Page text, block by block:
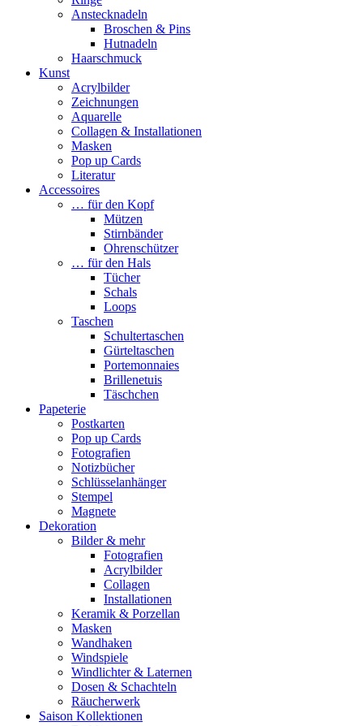
Anstecknadeln
Broschen & Pins
Hutnadeln
Haarschmuck
Kunst
Acrylbilder
Zeichnungen
Aquarelle
Collagen & Installationen
Masken
Pop up Cards
Literatur
Accessoires
… für den Kopf
Mützen
Stirnbänder
Ohrenschützer
… für den Hals
Tücher
Schals
Loops
Taschen
Schultertaschen
Gürteltaschen
Portemonnaies
Brillenetuis
Täschchen
Papeterie
Postkarten
Pop up Cards
Fotografien
Notizbücher
Schlüsselanhänger
Stempel
Magnete
Dekoration
Bilder & mehr
Fotografien
Acrylbilder
Collagen
Installationen
Keramik & Porzellan
Masken
Wandhaken
Windspiele
Windlichter & Laternen
Dosen & Schachteln
Räucherwerk
Saison Kollektionen